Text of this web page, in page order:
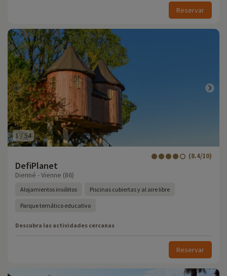
Reservar
1 /54
DefiPlanet
(8.4/10)
Dienné - Vienne (86)
Alojamientos insólitos Piscinas cubiertas y al aire libre
Parque temático educativo
Descubra las actividades cercanas
Reservar